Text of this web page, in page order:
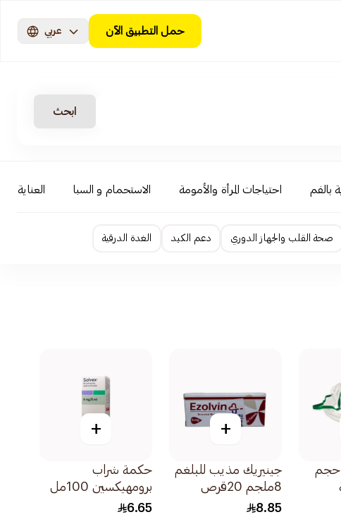
حمل التطبيق الآن عربي
ابحث
بالفم احتياجات المرأة والأمومة الاستحمام و السبا العناية
صحة القلب والجهاز الدوري دعم الكبد الغدة الدرقية
حجم
+
جينيريك مذيب للبلغم
8ملجم 20قرص
8.85
+
حكمة شراب
برومهيكسين 100مل
6.65